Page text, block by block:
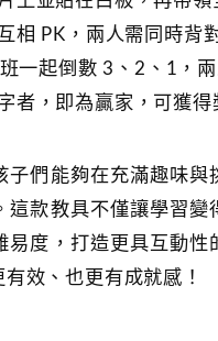
相 PK，兩人需同時背
一起倒數 3、2、1，
者，即為贏家，可獲得
子們能夠在充滿趣味與
款教具不僅讓學習
易度，打造更具互動
效、也更有成就感！